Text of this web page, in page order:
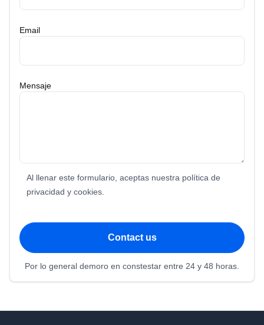
Email
Mensaje
Al llenar este formulario, aceptas nuestra política de
privacidad y cookies.
Contact us
Por lo general demoro en constestar entre 24 y 48 horas.